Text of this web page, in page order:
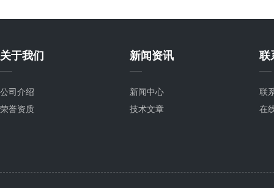
关于我们
公司介绍
荣誉资质
新闻资讯
新闻中心
技术文章
联
联
在